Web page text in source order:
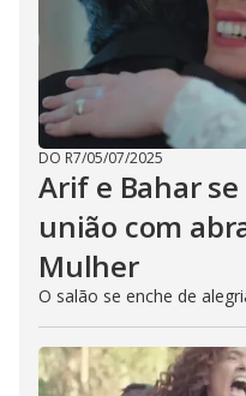
DO R7/05/07/2025
Arif e Bahar
união com
Mulher
O salão se enche de